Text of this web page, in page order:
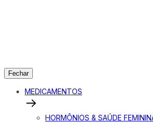
Fechar
MEDICAMENTOS
HORMÔNIOS & SAÚDE